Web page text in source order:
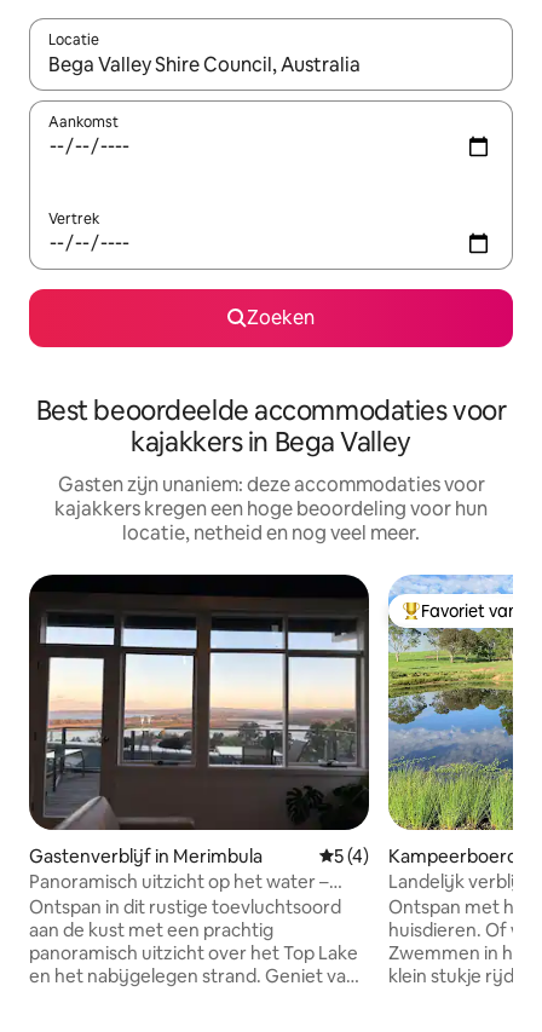
Locatie
Wanneer er suggesties beschikbaar zijn, maak je een keuze
Aankomst
Vertrek
Zoeken
Best beoordeelde accommodaties voor
kajakkers in Bega Valley
Gasten zijn unaniem: deze accommodaties voor
kajakkers kregen een hoge beoordeling voor hun
locatie, netheid en nog veel meer.
Gastenverblijf in Merimbula Gemiddelde beoordeling
5 (4)
Panoramisch uitzicht op het water –
Privétoevluchtsoord aan de kust
Ontspan in dit rustige toevluchtsoord
aan de kust met een prachtig
panoramisch uitzicht over het Top Lake
en het nabijgelegen strand. Geniet van
Topfavoriet van
Favoriet van
ale
Landelijk verblijf
Ontspan met het
huisdieren. Of
Zwemmen in het
klein stukje rijden